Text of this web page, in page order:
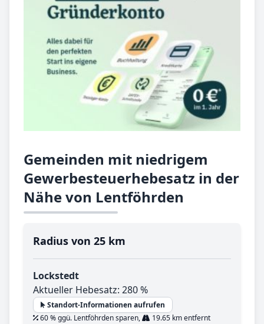
Gemeinden mit niedrigem
Gewerbesteuerhebesatz in der
Nähe von Lentföhrden
Radius von 25 km
Lockstedt
Aktueller Hebesatz: 280 %
Standort-Informationen aufrufen
60 % ggü. Lentföhrden sparen,
19.65 km entfernt